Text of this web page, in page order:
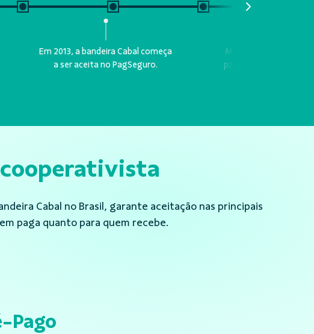
Em 2013, a bandeira Cabal começa
a ser aceita no PagSeguro.
Marca Cabal
padronizado para as
Cabal no Brasil, garante aceitação nas principais
paga quanto para quem recebe.